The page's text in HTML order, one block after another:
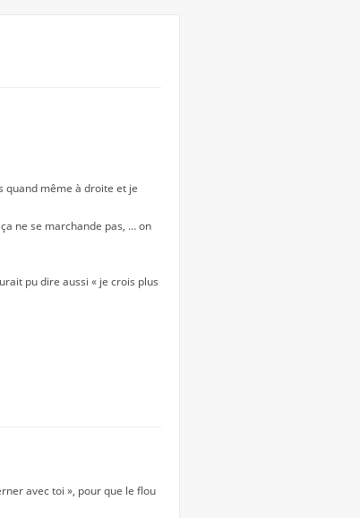
quand même à droite et je
ne se marchande pas, … on
pu dire aussi « je crois plus
avec toi », pour que le flou